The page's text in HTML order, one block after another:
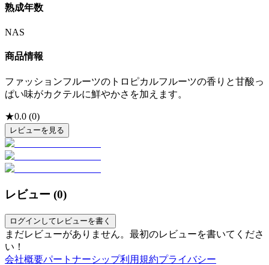
熟成年数
NAS
商品情報
ファッションフルーツのトロピカルフルーツの香りと甘酸っ
ぱい味がカクテルに鮮やかさを加えます。
★0.0 (0)
レビューを見る
レビュー (0)
ログインしてレビューを書く
まだレビューがありません。最初のレビューを書いてくださ
い！
会社概要パートナーシップ利用規約プライバシー